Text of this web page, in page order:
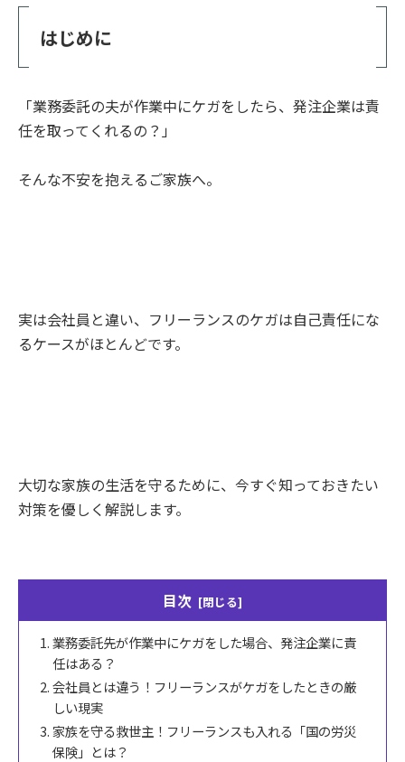
はじめに
「業務委託の夫が作業中にケガをしたら、発注企業は責
任を取ってくれるの？」
そんな不安を抱えるご家族へ。
実は会社員と違い、フリーランスのケガは自己責任にな
るケースがほとんどです。
大切な家族の生活を守るために、今すぐ知っておきたい
対策を優しく解説します。
目次
業務委託先が作業中にケガをした場合、発注企業に責
任はある？
会社員とは違う！フリーランスがケガをしたときの厳
しい現実
家族を守る救世主！フリーランスも入れる「国の労災
保険」とは？